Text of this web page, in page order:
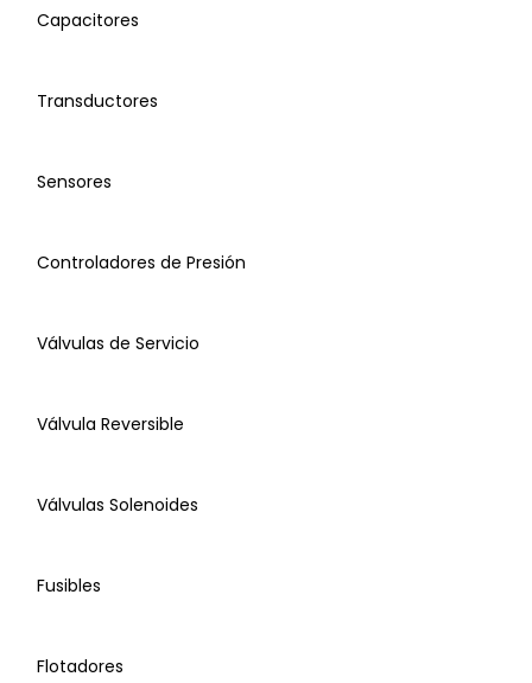
Capacitores
Transductores
Sensores
Controladores de Presión
Válvulas de Servicio
Válvula Reversible
Válvulas Solenoides
Fusibles
Flotadores